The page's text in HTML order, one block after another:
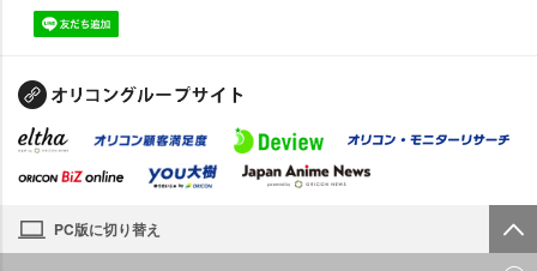
PC版に切り替え